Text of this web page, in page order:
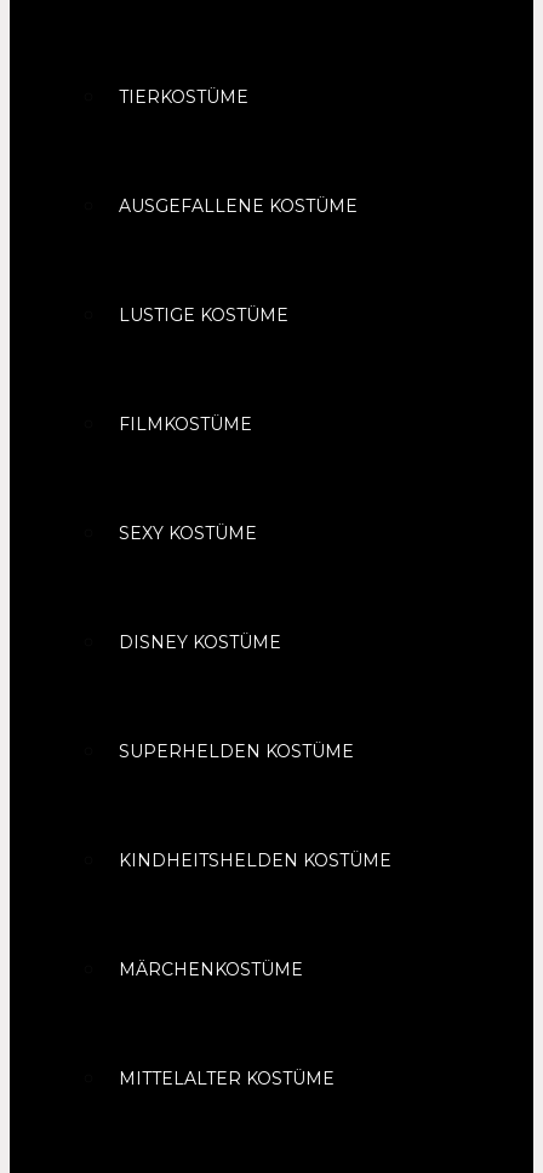
TIERKOSTÜME
AUSGEFALLENE KOSTÜME
LUSTIGE KOSTÜME
FILMKOSTÜME
SEXY KOSTÜME
DISNEY KOSTÜME
SUPERHELDEN KOSTÜME
KINDHEITSHELDEN KOSTÜME
MÄRCHENKOSTÜME
MITTELALTER KOSTÜME